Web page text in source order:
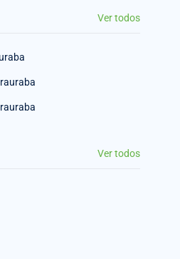
Ver todos
Ver todos